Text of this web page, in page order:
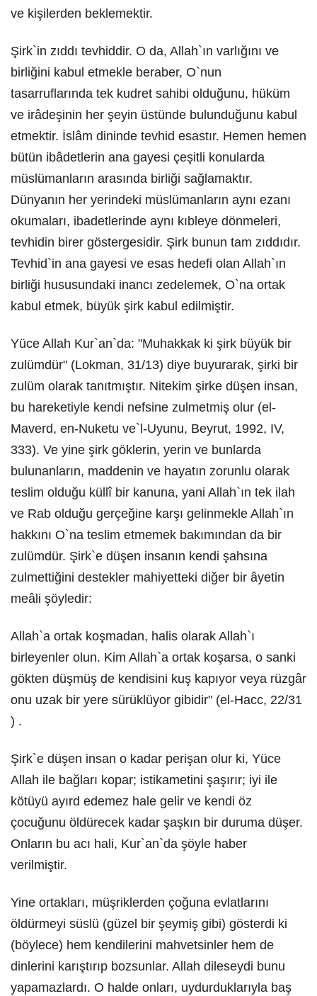
ve kişilerden beklemektir.
Şirk`in zıddı tevhiddir. O da, Allah`ın varlığını ve
birliğini kabul etmekle beraber, O`nun
tasarruflarında tek kudret sahibi olduğunu, hüküm
ve irâdeşinin her şeyin üstünde bulunduğunu kabul
etmektir. İslâm dininde tevhid esastır. Hemen hemen
bütün ibâdetlerin ana gayesi çeşitli konularda
müslümanların arasında birliği sağlamaktır.
Dünyanın her yerindeki müslümanların aynı ezanı
okumaları, ibadetlerinde aynı kıbleye dönmeleri,
tevhidin birer göstergesidir. Şirk bunun tam zıddıdır.
Tevhid`in ana gayesi ve esas hedefi olan Allah`ın
birliği hususundaki inancı zedelemek, O`na ortak
kabul etmek, büyük şirk kabul edilmiştir.
Yüce Allah Kur`an`da: "Muhakkak ki şirk büyük bir
zulümdür" (Lokman, 31/13) diye buyurarak, şirki bir
zulüm olarak tanıtmıştır. Nitekim şirke düşen insan,
bu hareketiyle kendi nefsine zulmetmiş olur (el-
Maverd, en-Nuketu ve`l-Uyunu, Beyrut, 1992, IV,
333). Ve yine şirk göklerin, yerin ve bunlarda
bulunanların, maddenin ve hayatın zorunlu olarak
teslim olduğu küllî bir kanuna, yani Allah`ın tek ilah
ve Rab olduğu gerçeğine karşı gelinmekle Allah`ın
hakkını O`na teslim etmemek bakımından da bir
zulümdür. Şirk`e düşen insanın kendi şahsına
zulmettiğini destekler mahiyetteki diğer bir âyetin
meâli şöyledir:
Allah`a ortak koşmadan, halis olarak Allah`ı
birleyenler olun. Kim Allah`a ortak koşarsa, o sanki
gökten düşmüş de kendisini kuş kapıyor veya rüzgâr
onu uzak bir yere sürüklüyor gibidir" (el-Hacc, 22/31
) .
Şirk`e düşen insan o kadar perişan olur ki, Yüce
Allah ile bağları kopar; istikametini şaşırır; iyi ile
kötüyü ayırd edemez hale gelir ve kendi öz
çocuğunu öldürecek kadar şaşkın bir duruma düşer.
Onların bu acı hali, Kur`an`da şöyle haber
verilmiştir.
Yine ortakları, müşriklerden çoğuna evlatlarını
öldürmeyi süslü (güzel bir şeymiş gibi) gösterdi ki
(böylece) hem kendilerini mahvetsinler hem de
dinlerini karıştırıp bozsunlar. Allah dileseydi bunu
yapamazlardı. O halde onları, uydurduklarıyla baş